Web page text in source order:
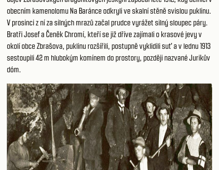
obecním kamenolomu Na Baránce odkryli ve skalní stěně svislou puklinu.
V prosinci z ní za silných mrazů začal prudce vyrážet silný sloupec páry.
Bratři Josef a Čeněk Chromí, kteří se již dříve zajímali o krasové jevy v
okolí obce Zbrašova, puklinu rozšířili, postupně vyklidili suť a v lednu 1913
sestoupili 42 m hlubokým komínem do prostory, později nazvané Jurikův
dóm.